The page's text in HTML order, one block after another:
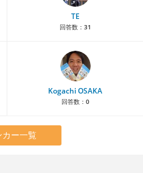
TE
回答数： 31
Kogachi OSAKA
回答数： 0
カー一覧